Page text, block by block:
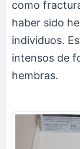
como
haber sido
individuos.
intensos de
hembras.